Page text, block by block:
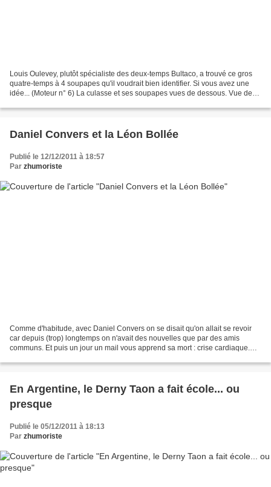
Louis Oulevey, plutôt spécialiste des deux-temps Bultaco, a trouvé ce gros
quatre-temps à 4 soupapes qu'il voudrait bien identifier. Si vous avez une
idée... (Moteur n° 6) La culasse et ses soupapes vues de dessous. Vue des
Daniel Convers et la Léon Bollée
Publié le 12/12/2011 à 18:57
Par zhumoriste
Comme d'habitude, avec Daniel Convers on se disait qu'on allait se revoir
car depuis (trop) longtemps on n'avait des nouvelles que par des amis
communs. Et puis un jour un mail vous apprend sa mort : crise cardiaque.
En Argentine, le Derny Taon a fait école... ou
presque
Publié le 05/12/2011 à 18:13
Par zhumoriste